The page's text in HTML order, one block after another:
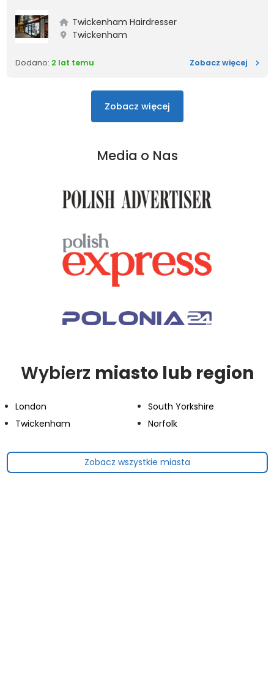
Twickenham Hairdresser
Twickenham
Dodano: 2 lat temu Zobacz więcej
Zobacz więcejNajnowsze oferty
Media o Nas
Wybierz miasto lub region
London
Twickenham
South Yorkshire
Norfolk
Zobacz wszystkie miasta